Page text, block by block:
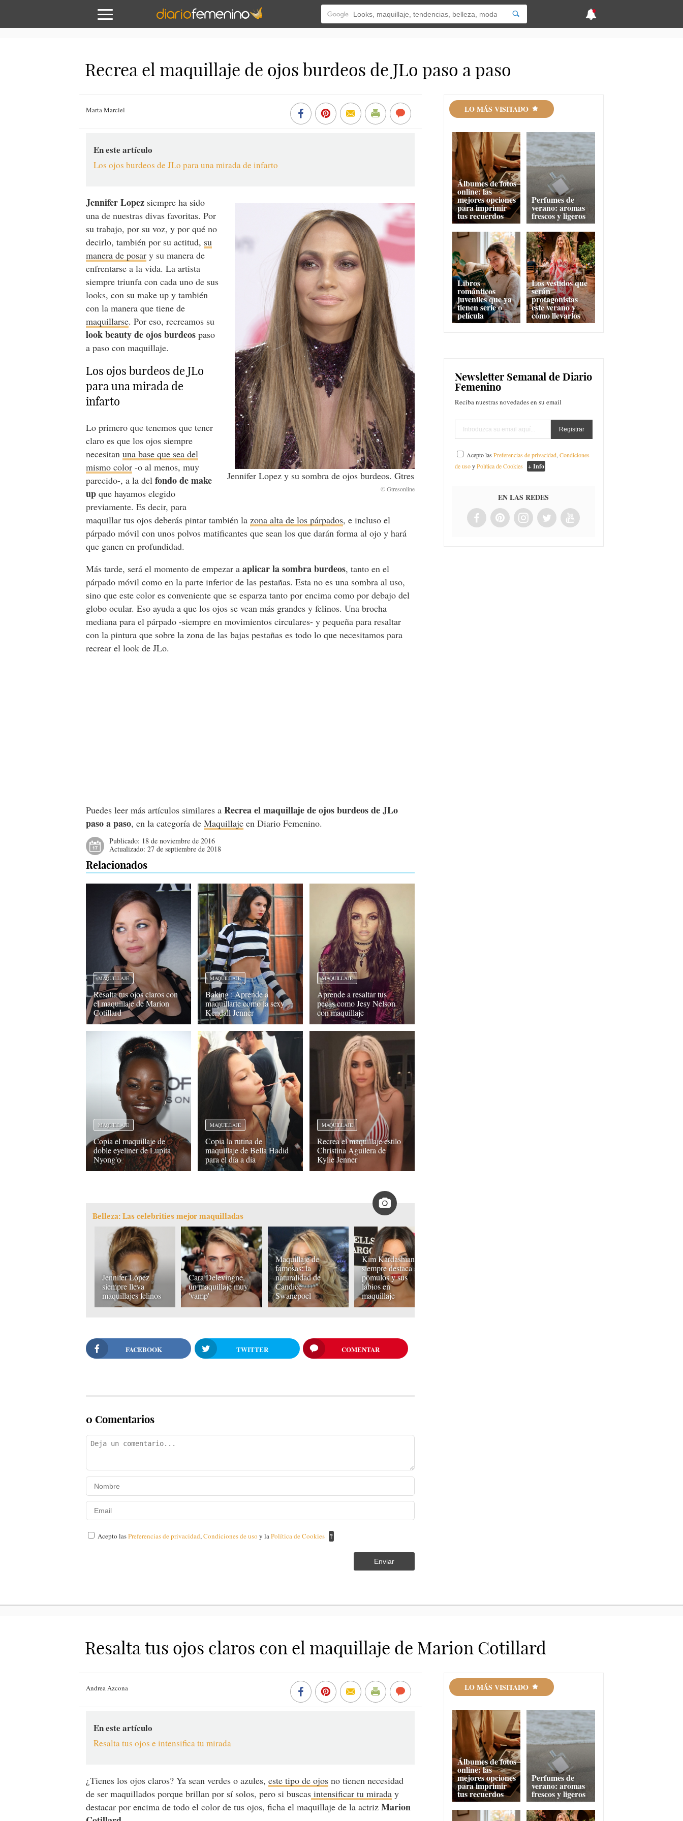
Recrea el maquillaje de ojos burdeos de JLo paso a paso
Marta Marciel
En este artículo
Los ojos burdeos de JLo para una mirada de infarto
Jennifer Lopez y su sombra de ojos burdeos. Gtres
Jennifer Lopez siempre ha sido
una de nuestras divas favoritas. Por
su trabajo, por su voz, y por qué no
decirlo, también por su actitud, su
manera de posar y su manera de
enfrentarse a la vida. La artista
siempre triunfa con cada uno de sus
looks, con su make up y también
con la manera que tiene de
maquillarse. Por eso, recreamos su
look beauty de ojos burdeos paso
a paso con maquillaje.
Los ojos burdeos de JLo
para una mirada de
infarto
Lo primero que tenemos que tener
claro es que los ojos siempre
necesitanuna base que sea del
mismo color -o al menos, muy
parecido-, a la delfondo de make
up que hayamos elegido
previamente. Es decir, para
maquillar tus ojos deberás pintar también lazona alta de los párpados, e incluso el
párpado móvil con unos polvos matificantes que sean los que darán forma al ojo y hará
que ganen en profundidad.
Más tarde, será el momento de empezar aaplicar la sombra burdeos, tanto en el
párpado móvil como en la parte inferior de las pestañas. Esta no es una sombra al uso,
sino que este color es conveniente que se esparza tanto por encima como por debajo del
globo ocular. Eso ayuda a que los ojos se vean más grandes y felinos. Una brocha
mediana para el párpado -siempre en movimientos circulares- y pequeña para resaltar
con la pintura que sobre la zona de las bajas pestañas es todo lo que necesitamos para
recrear el look de JLo.
Puedes leer más artículos similares aRecrea el maquillaje de ojos burdeos de JLo
paso a paso, en la categoría deMaquillaje en Diario Femenino.
Publicado: 18 de noviembre de 2016
Actualizado:27 de septiembre de 2018
Relacionados
MAQUILLAJE
Resalta tus ojos claros con
el maquillaje de Marion
Cotillard
MAQUILLAJE
Baking : Aprende a
maquillarte como la sexy
Kendall Jenner
MAQUILLAJE
Aprende a resaltar tus
pecas como Jesy Nelson
con maquillaje
MAQUILLAJE
Copia el maquillaje de
doble eyeliner de Lupita
Nyong'o
MAQUILLAJE
Copia la rutina de
maquillaje de Bella Hadid
para el día a día
MAQUILLAJE
Recrea el maquillaje estilo
Christina Aguilera de
Kylie Jenner
Belleza: Las celebrities mejor maquilladas
Jennifer López
siempre lleva
maquillajes felinos
Cara Delevingne,
un maquillaje muy
'vamp'
Maquillaje de
famosas: la
naturalidad de
Candice
Swanepoel
Kim Kardashian
siempre destaca sus
pómulos y sus
labios en
maquillaje
FACEBOOK TWITTER COMENTAR
0 Comentarios
Acepto lasPreferencias de privacidad,Condiciones de usoy laPolítica de Cookies ?
Enviar
LO MÁS VISITADO
Álbumes de fotos
online: las
mejores opciones
para imprimir
tus recuerdos
Perfumes de
verano: aromas
frescos y ligeros
Libros
románticos
juveniles que ya
tienen serie o
película
Los vestidos que
serán
protagonistas
este verano y
cómo llevarlos
Newsletter Semanal de Diario
Femenino
Reciba nuestras novedades en su email
Acepto lasPreferencias de privacidad,Condiciones
de usoyPolítica de Cookies + Info
EN LAS REDES
Resalta tus ojos claros con el maquillaje de Marion Cotillard
Andrea Azcona
En este artículo
Resalta tus ojos e intensifica tu mirada
¿Tienes los ojos claros? Ya sean verdes o azules,este tipo de ojos no tienen necesidad
de ser maquillados porque brillan por sí solos, pero si buscas intensificar tu mirada y
destacar por encima de todo el color de tus ojos, ficha el maquillaje de la actrizMarion
LO MÁS VISITADO
Álbumes de fotos
online: las
mejores opciones
para imprimir
tus recuerdos
Perfumes de
verano: aromas
frescos y ligeros